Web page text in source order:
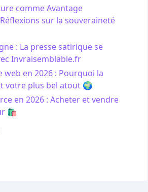
comme Avantage
sur la souveraineté
: La presse satirique se
Invraisemblable.fr
web en 2026 : Pourquoi la
votre plus bel atout 🌍
en 2026 : Acheter et vendre
🛍️